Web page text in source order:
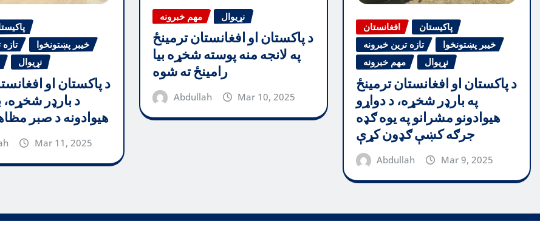
خیبر پښتونخوا
نړیوال
د پاکستان او
د بارډر شخړه،
هیوادونه د صبر
Mar 11, 2025
مهم خبرونه نړیوال
د پاکستان او افغانستان ترمینځ
په لانجه منه پوسته شخړه بیا
رامینځ ته شوه
Abdullah Mar 10, 2025
افغانستان
پاکیستان
تازه ترین خبرونه
خیبر پښتونخوا
مهم خبرونه
نړیوال
د پاکستان او افغانستان ترمینځ
په بارډر شخړه، د دواړو
هیوادونو مشرانو په یوه ګډه
جرګه کښې ګډون کړې
Abdullah Mar 9, 2025